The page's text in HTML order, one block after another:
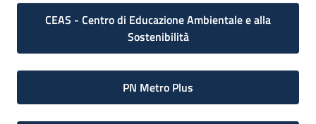
CEAS - Centro di Educazione Ambientale e alla
Sostenibilità
PN Metro Plus